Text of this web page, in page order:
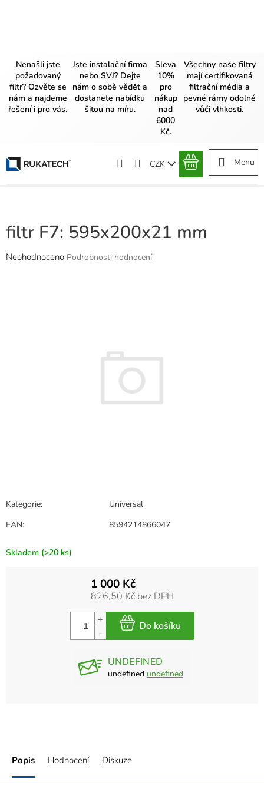
Nenašli jste
požadovaný
filtr? Ozvěte se
nám a najdeme
řešení i pro vás.
Jste instalační firma
nebo SVJ? Dejte
nám o sobě vědět a
dostanete nabídku
šitou na míru.
Sleva
10%
pro
nákup
nad
6000
Kč.
Všechny naše filtry
mají certifikovaná
filtrační média a
pevné rámy odolné
vůči vlhkosti.
CZK
NÁKUPNÍ
filtr F7: 595x200x21 mm
Průměrné
Neohodnoceno Podrobnosti hodnocení
Skladem (>20 ks)
Kategorie:
Universal
EAN: 8594214866047
1 000 Kč
826,50 Kč bez DPH
UNDEFINED
undefined undefined
Popis Hodnocení Diskuze